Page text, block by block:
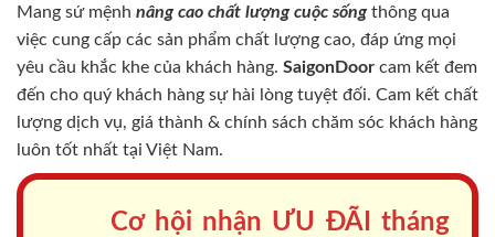
Mang sứ mệnh nâng cao chất lượng cuộc sốngthông qua
việc cung cấp các sản phẩm chất lượng cao, đáp ứng mọi
yêu cầu khắc khe của khách hàng. SaigonDoor cam kết đem
đến cho quý khách hàng sự hài lòng tuyệt đối. Cam kết chất
lượng dịch vụ, giá thành & chính sách chăm sóc khách hàng
luôn tốt nhất tại Việt Nam.
Cơ hội nhận ƯU ĐÃI tháng